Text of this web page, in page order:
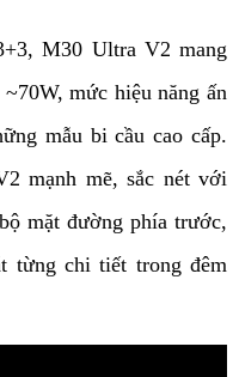
M30 Ultra V2 mang
mức hiệu năng ấn
mẫu bi cầu cao cấp.
mạnh mẽ, sắc nét với
mặt đường phía trước,
từng chi tiết trong đêm